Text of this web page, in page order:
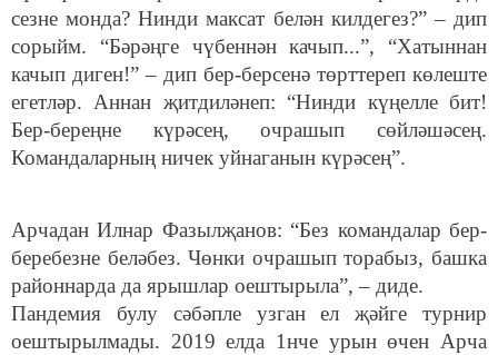
сезне монда? Нинди максат белән килдегез?” – дип
сорыйм. “Бәрәңге чүбеннән качып...”, “Хатыннан
качып диген!” – дип бер-берсенә төрттереп көлеште
егетләр. Аннан җитдиләнеп: “Нинди күңелле бит!
Бер-береңне күрәсең, очрашып сөйләшәсең.
Командаларның ничек уйнаганын күрәсең”.
Арчадан Илнар Фазылҗанов: “Без командалар бер-
беребезне беләбез. Чөнки очрашып торабыз, башка
районнарда да ярышлар оештырыла”, – диде.
Пандемия булу сәбәпле узган ел җәйге турнир
оештырылмады. 2019 елда 1нче урын өчен Арча